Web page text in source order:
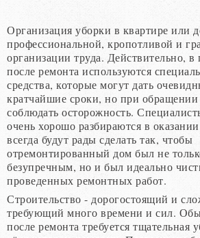
Организация уборки в квартире или
профессиональной, кропотливой и
организации труда. Действительно, в
после ремонта используются
средства, которые могут дать
кратчайшие сроки, но при
соблюдать осторожность.
очень хорошо разбираются в
всегда будут рады сделать так, чтобы
отремонтированный дом был не
безупречным, но и был идеально
проведенных ремонтных работ.
Строительство - дорогостоящий и
требующий много времени и сил.
после ремонта требуется тщательная